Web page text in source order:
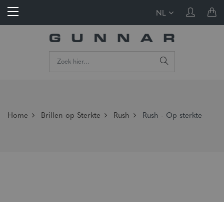
NL
Home Brillen op Sterkte Rush Rush - Op sterkte